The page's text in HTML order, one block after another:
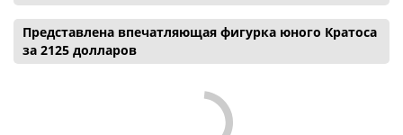
Представлена впечатляющая фигурка юного Кратоса
за 2125 долларов